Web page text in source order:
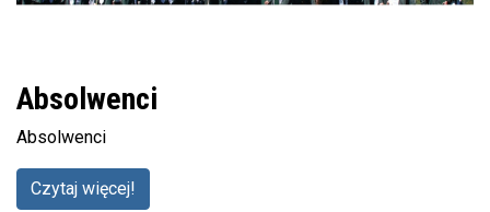
Absolwenci
Absolwenci
Czytaj więcej!